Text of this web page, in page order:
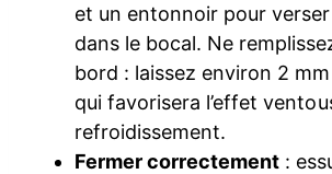
et un entonnoir pour
dans le bocal. Ne
bord : laissez environ 2 mm
qui favorisera l’effet
refroidissement.
Fermer correctement :